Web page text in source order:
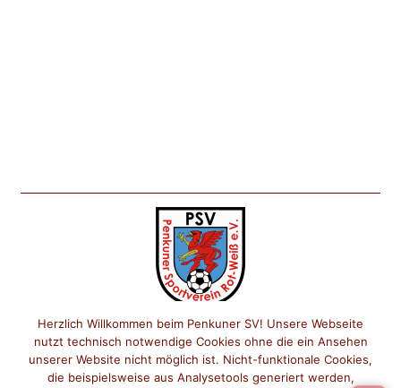
Herzlich Willkommen beim Penkuner SV! Unsere Webseite
nutzt technisch notwendige Cookies ohne die ein Ansehen
unserer Website nicht möglich ist. Nicht-funktionale Cookies,
die beispielsweise aus Analysetools generiert werden,